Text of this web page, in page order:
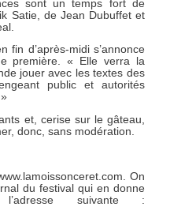
sont un temps fort de
Satie, de Jean Dubuffet et
fin d’après-midi s’annonce
première. « Elle verra la
jouer avec les textes des
public et autorités
et, cerise sur le gâteau,
donc, sans modération.
On
du festival qui en donne
suivante :